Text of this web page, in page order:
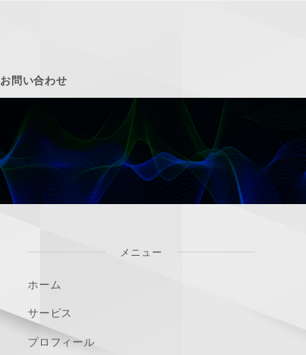
お問い合わせ
メニュー
ホーム
サービス
プロフィール